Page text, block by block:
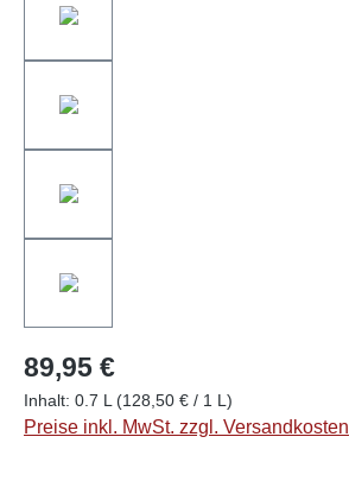
89,95 €
Inhalt: 0.7 L (128,50 € / 1 L)
Preise inkl. MwSt. zzgl. Versandkosten